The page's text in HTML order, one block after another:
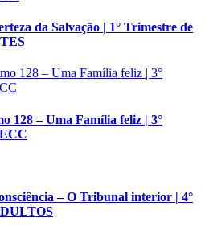
da Salvação | 1° Trimestre de
128 – Uma Família feliz | 3°
– O Tribunal interior | 4°